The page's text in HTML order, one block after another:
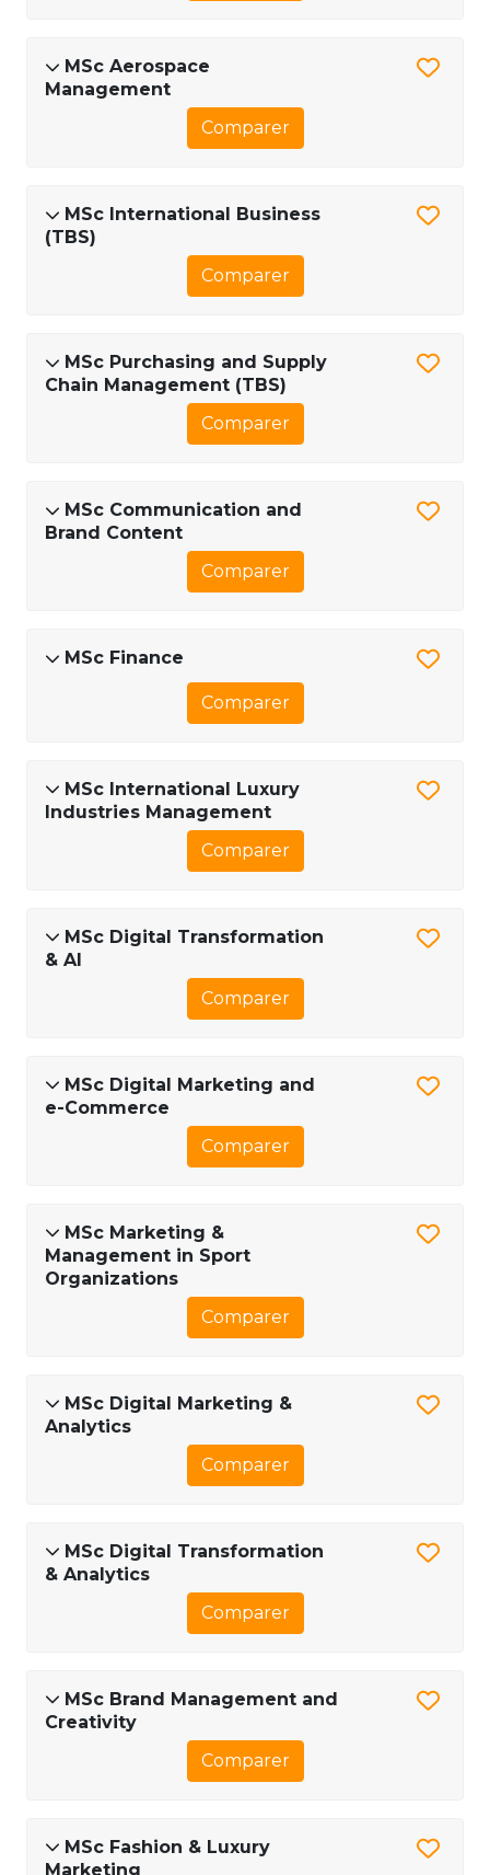
MSc Aerospace
Management
Comparer
MSc International Business
(TBS)
Comparer
MSc Purchasing and Supply
Chain Management (TBS)
Comparer
MSc Communication and
Brand Content
Comparer
MSc Finance
Comparer
MSc International Luxury
Industries Management
Comparer
MSc Digital Transformation
& AI
Comparer
MSc Digital Marketing and
e-Commerce
Comparer
MSc Marketing &
Management in Sport
Organizations
Comparer
MSc Digital Marketing &
Analytics
Comparer
MSc Digital Transformation
& Analytics
Comparer
MSc Brand Management and
Creativity
Comparer
MSc Fashion & Luxury
Marketing